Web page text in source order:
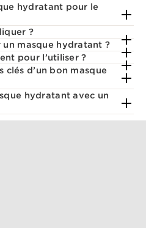
hydratant pour le
?
masque hydratant ?
pour l’utiliser ?
clés d’un bon masque
hydratant avec un